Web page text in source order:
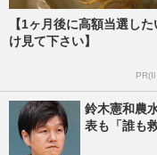
【1ヶ月後に高額当選し
け見て下さい】
鈴木憲和農
表も「誰も